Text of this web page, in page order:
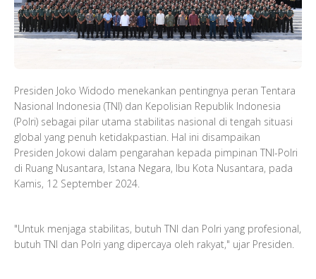
Presiden Joko Widodo menekankan pentingnya peran Tentara
Nasional Indonesia (TNI) dan Kepolisian Republik Indonesia
(Polri) sebagai pilar utama stabilitas nasional di tengah situasi
global yang penuh ketidakpastian. Hal ini disampaikan
Presiden Jokowi dalam pengarahan kepada pimpinan TNI-Polri
di Ruang Nusantara, Istana Negara, Ibu Kota Nusantara, pada
Kamis, 12 September 2024.
"Untuk menjaga stabilitas, butuh TNI dan Polri yang profesional,
butuh TNI dan Polri yang dipercaya oleh rakyat," ujar Presiden.